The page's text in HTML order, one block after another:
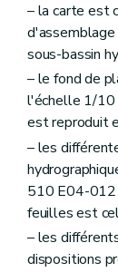
– la carte est
sous-bassin
– le fond de
l'échelle 1/10
est reproduit
– les
510 E04-012
feuilles est
– les
dispositions